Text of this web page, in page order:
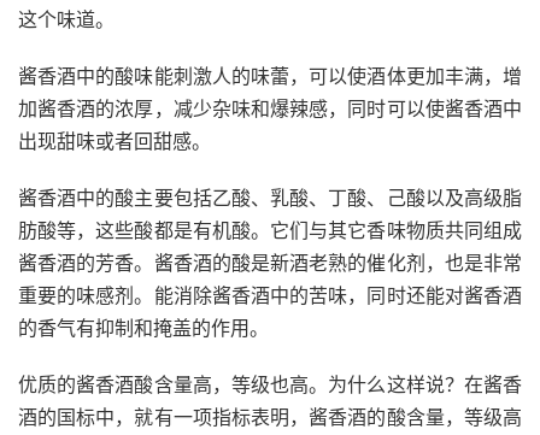
这个味道。
酱香酒中的酸味能刺激人的味蕾，可以使酒体更加丰满，增
加酱香酒的浓厚，减少杂味和爆辣感，同时可以使酱香酒中
出现甜味或者回甜感。
酱香酒中的酸主要包括乙酸、乳酸、丁酸、己酸以及高级脂
肪酸等，这些酸都是有机酸。它们与其它香味物质共同组成
酱香酒的芳香。酱香酒的酸是新酒老熟的催化剂，也是非常
重要的味感剂。能消除酱香酒中的苦味，同时还能对酱香酒
的香气有抑制和掩盖的作用。
优质的酱香酒酸含量高，等级也高。为什么这样说？在酱香
酒的国标中，就有一项指标表明，酱香酒的酸含量，等级高